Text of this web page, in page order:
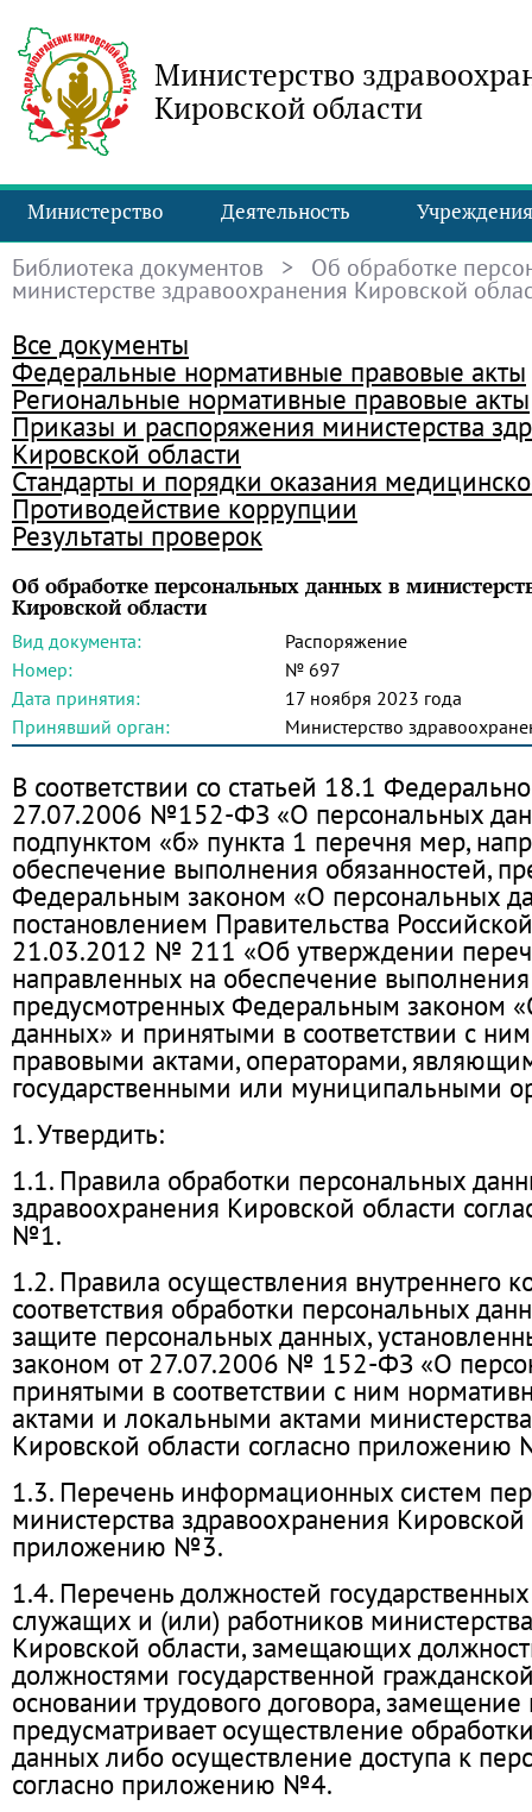
Министерство
Кировской области
Министерство Деятельность Учреждения
Библиотека документов > Об обработке
министерстве здравоохранения Кировской
Все документы
Федеральные нормативные правовые акты
Региональные нормативные правовые акты
Приказы и распоряжения министерства
Кировской области
Стандарты и порядки оказания
Противодействие коррупции
Результаты проверок
Об обработке персональных данных в
Кировской области
Вид документа:
Распоряжение
Номер:
№ 697
Дата принятия:
17 ноября 2023 года
Принявший орган:
Министерство
В соответствии со статьей 18.1
27.07.2006 №152-ФЗ «О персональных
подпунктом «б» пункта 1 перечня мер,
обеспечение выполнения обязанностей,
Федеральным законом «О персональных
постановлением Правительства
21.03.2012 № 211 «Об утверждении
направленных на обеспечение выполнения
предусмотренных Федеральным законом
данных» и принятыми в соответствии с
правовыми актами, операторами,
государственными или муниципальными
1. Утвердить:
1.1. Правила обработки персональных
здравоохранения Кировской области
№1.
1.2. Правила осуществления внутреннего
соответствия обработки персональных
защите персональных данных,
законом от 27.07.2006 № 152-ФЗ «О
принятыми в соответствии с ним
актами и локальными актами
Кировской области согласно
1.3. Перечень информационных систем
министерства здравоохранения Кировской
приложению №3.
1.4. Перечень должностей
служащих и (или) работников
Кировской области, замещающих
должностями государственной
основании трудового договора, замещение
предусматривает осуществление
данных либо осуществление доступа к
согласно приложению №4.